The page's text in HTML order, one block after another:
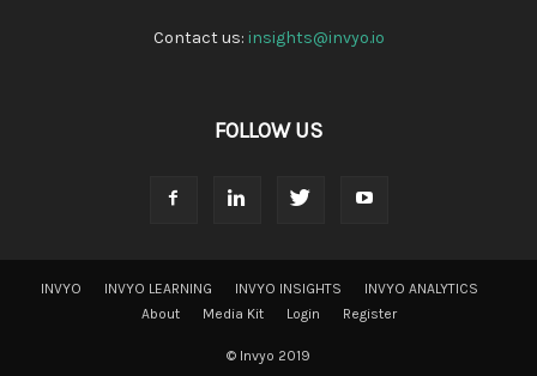
Contact us: insights@invyo.io
FOLLOW US
INVYO INVYO LEARNING INVYO INSIGHTS
INVYO ANALYTICS
About
Media Kit Login Register
© Invyo 2019